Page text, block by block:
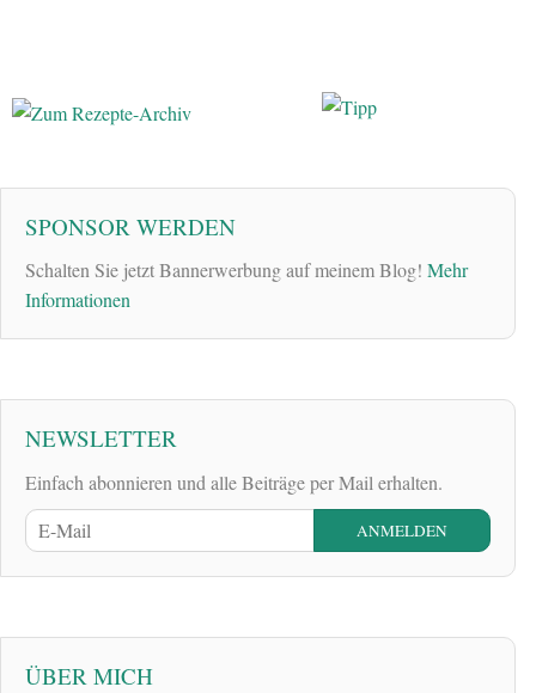
SPONSOR WERDEN
Schalten Sie jetzt Bannerwerbung auf meinem Blog! Mehr
Informationen
NEWSLETTER
Einfach abonnieren und alle Beiträge per Mail erhalten.
ÜBER MICH